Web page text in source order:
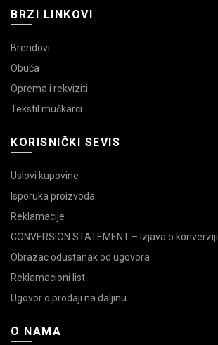
BRZI LINKOVI
Brendovi
Obuća
Oprema i rekviziti
Tekstil muškarci
KORISNIČKI SEVIS
Uslovi kupovine
Isporuka proizvoda
Reklamacije
CONVERSION STATEMENT – Izjava o konverziji
Obrazac odustanak od ugovora
Reklamacioni list
Ugovor o prodaji na daljinu
O NAMA